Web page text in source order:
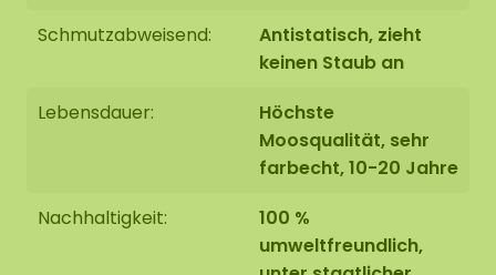
Schmutzabweisend:
Antistatisch, zieht
keinen Staub an
Lebensdauer:
Höchste
Moosqualität, sehr
farbecht, 10-20 Jahre
Nachhaltigkeit:
100 %
umweltfreundlich,